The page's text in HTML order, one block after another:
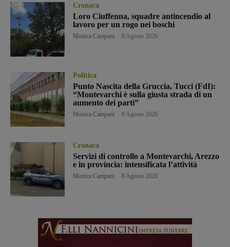
Cronaca
Loro Ciuffenna, squadre antincendio al
lavoro per un rogo nei boschi
Monica Campani 8 Agosto 2026
Politica
Punto Nascita della Gruccia, Tucci (FdI):
“Montevarchi è sulla giusta strada di un
aumento dei parti”
Monica Campani 8 Agosto 2026
Cronaca
Servizi di controllo a Montevarchi, Arezzo
e in provincia: intensificata l’attività
Monica Campani 8 Agosto 2026